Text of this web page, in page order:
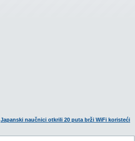
Japanski naučnici otkrili 20 puta brži WiFi koristeći